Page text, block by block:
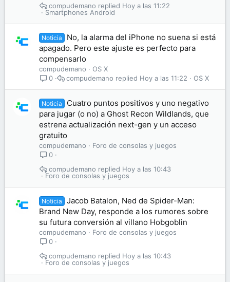
Smartphones Android
Hoy a las 11:22
compudemano
Noticia
No, la alarma del iPhone no suena si está
apagado. Pero este ajuste es perfecto para
compensarlo
compudemano
OS X
0
OS X
Hoy a las 11:22
compudemano
Noticia
Cuatro puntos positivos y uno negativo
para jugar (o no) a Ghost Recon Wildlands, que
estrena actualización next-gen y un acceso
gratuito
compudemano
Foro de consolas y juegos
0
Foro de consolas y juegos
Hoy a las 10:43
compudemano
Noticia
Jacob Batalon, Ned de Spider-Man:
Brand New Day, responde a los rumores sobre
su futura conversión al villano Hobgoblin
compudemano
Foro de consolas y juegos
0
Foro de consolas y juegos
Hoy a las 10:43
compudemano